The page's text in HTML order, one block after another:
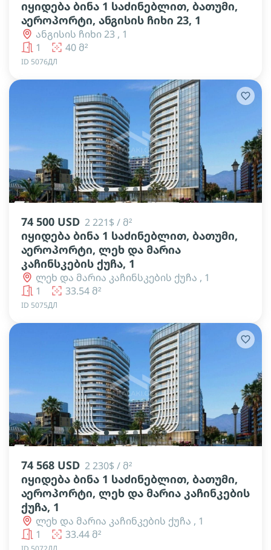
იყიდება ბინა 1 საძინებლით, ბათუმი,
აეროპორტი, ანგისის ჩიხი 23, 1
ანგისის ჩიხი 23 , 1
1
40 მ²
ID 5076ДЛ
lens lens lens lens lens
74 500 USD 2 221$ / მ²
იყიდება ბინა 1 საძინებლით, ბათუმი,
აეროპორტი, ლეხ და მარია
კაჩინსკების ქუჩა, 1
ლეხ და მარია კაჩინსკების ქუჩა , 1
1
33.54 მ²
ID 5075ДЛ
lens lens lens lens lens
74 568 USD 2 230$ / მ²
იყიდება ბინა 1 საძინებლით, ბათუმი,
აეროპორტი, ლეხ და მარია კაჩინკების
ქუჩა, 1
ლეხ და მარია კაჩინკების ქუჩა , 1
1
33.44 მ²